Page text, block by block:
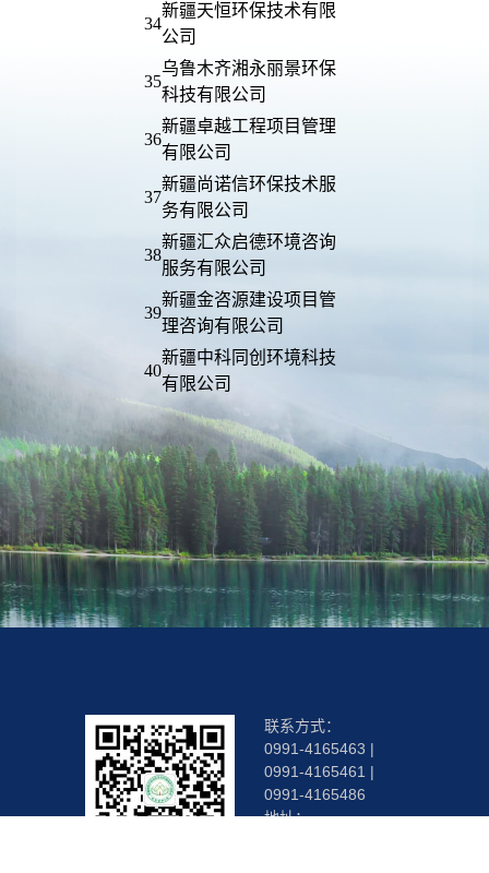
34
新疆天恒环保技术有限
公司
35
乌鲁木齐湘永丽景环保
科技有限公司
36
新疆卓越工程项目管理
有限公司
37
新疆尚诺信环保技术服
务有限公司
38
新疆汇众启德环境咨询
服务有限公司
39
新疆金咨源建设项目管
理咨询有限公司
40
新疆中科同创环境科技
有限公司
联系方式：
0991-4165463 |
0991-4165461 |
0991-4165486
地址：